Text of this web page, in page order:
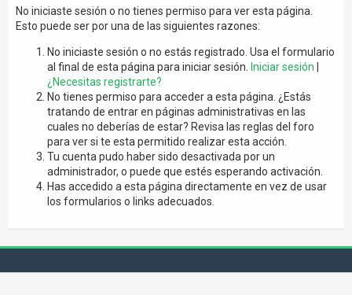
No iniciaste sesión o no tienes permiso para ver esta página.
Esto puede ser por una de las siguientes razones:
No iniciaste sesión o no estás registrado. Usa el formulario
al final de esta página para iniciar sesión.
Iniciar sesión
¿Necesitas registrarte?
No tienes permiso para acceder a esta página. ¿Estás
tratando de entrar en páginas administrativas en las
cuales no deberías de estar? Revisa las reglas del foro
para ver si te esta permitido realizar esta acción.
Tu cuenta pudo haber sido desactivada por un
administrador, o puede que estés esperando activación.
Has accedido a esta página directamente en vez de usar
los formularios o links adecuados.